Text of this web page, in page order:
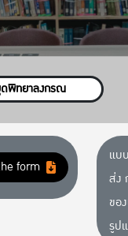
ดพิทยาลงกรณ
form
แบ
ส่ง
ขอ
รูป